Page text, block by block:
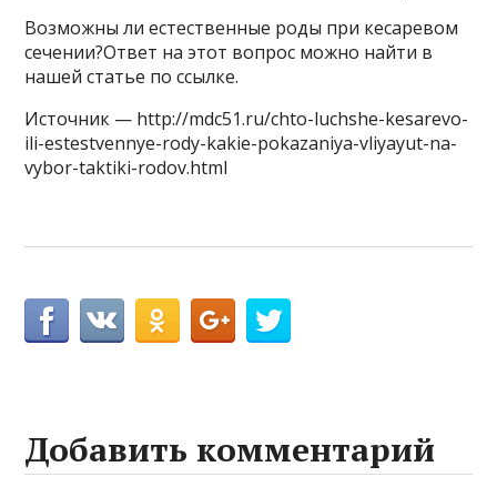
Возможны ли естественные роды при кесаревом
сечении?Ответ на этот вопрос можно найти в
нашей статье по ссылке.
Источник — http://mdc51.ru/chto-luchshe-kesarevo-
ili-estestvennye-rody-kakie-pokazaniya-vliyayut-na-
vybor-taktiki-rodov.html
Добавить комментарий